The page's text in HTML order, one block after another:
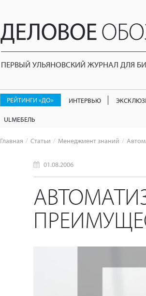
ПЕРВЫЙ УЛЬЯНОВСКИЙ ЖУРНАЛ ДЛЯ
РЕЙТИНГИ «ДО» ИНТЕРВЬЮ
ULМЕБЕЛЬ
Главная Статьи Менеджмент знаний
01.08.2006